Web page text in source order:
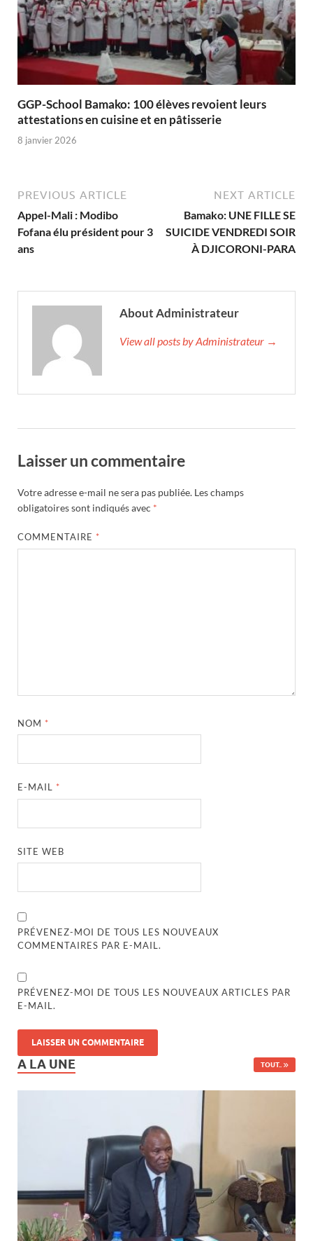
GGP-School Bamako: 100 élèves revoient leurs
attestations en cuisine et en pâtisserie
8 janvier 2026
PREVIOUS ARTICLE
Appel-Mali : Modibo
Fofana élu président pour 3
ans
NEXT ARTICLE
Bamako: UNE FILLE SE
SUICIDE VENDREDI SOIR
À DJICORONI-PARA
About Administrateur
View all posts by Administrateur →
Laisser un commentaire
Votre adresse e-mail ne sera pas publiée. Les champs
obligatoires sont indiqués avec *
COMMENTAIRE *
NOM *
E-MAIL *
SITE WEB
PRÉVENEZ-MOI DE TOUS LES NOUVEAUX
COMMENTAIRES PAR E-MAIL.
PRÉVENEZ-MOI DE TOUS LES NOUVEAUX ARTICLES PAR
E-MAIL.
A LA UNE TOUT..